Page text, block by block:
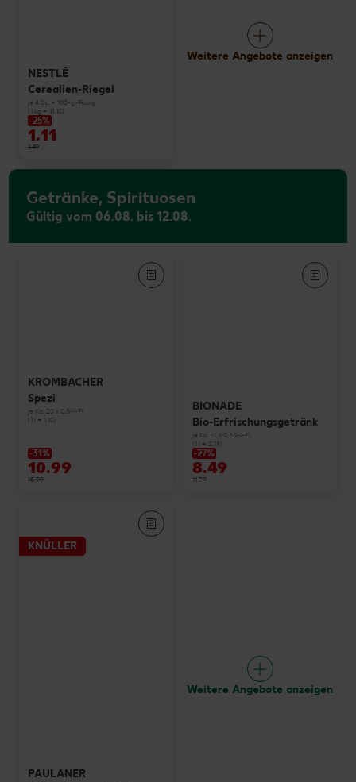
NESTLÉ
Cerealien-Riegel
je 4 St. = 100-g-Packg.
(1 kg = 11.10)
-25%
1.11
1.49
Weitere Angebote anzeigen
Getränke, Spirituosen
Gültig vom 06.08. bis 12.08.
KROMBACHER
Spezi
je Ka. 20 x 0,5-l-Fl.
(1 l = 1.10)
-31%
10.99
15.99
BIONADE
Bio-Erfrischungsgetränk
je Ka. 12 x 0,33-l-Fl.
(1 l = 2.15)
-27%
8.49
11.79
KNÜLLER
PAULANER
Weitere Angebote anzeigen